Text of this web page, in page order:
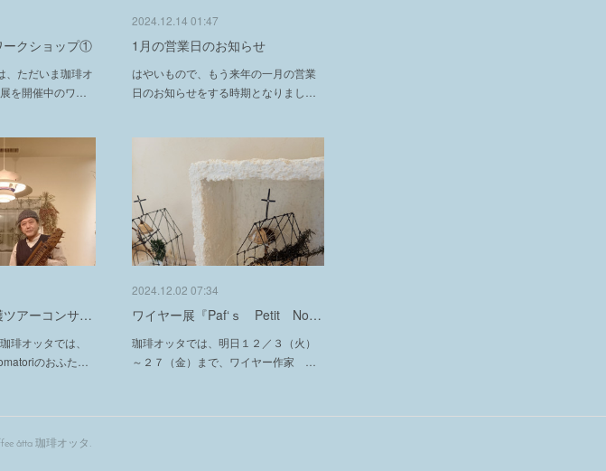
ークショップ①
、ただいま珈琲オ
を開催中のワ…
2024.12.14 01:47
1月の営業日のお知らせ
はやいもので、もう来年の一月の営業
日のお知らせをする時期となりまし…
ツアーコンサ…
琲オッタでは、
のおふた…
2024.12.02 07:34
ワイヤー展『Paf‘ｓ Petit No…
珈琲オッタでは、明日１２／３（火）
～２７（金）まで、ワイヤー作家 …
åtta 珈琲オッタ .